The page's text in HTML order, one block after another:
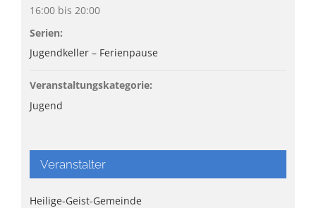
16:00 bis 20:00
Serien:
Jugendkeller – Ferienpause
Veranstaltungskategorie:
Jugend
Veranstalter
Heilige-Geist-Gemeinde